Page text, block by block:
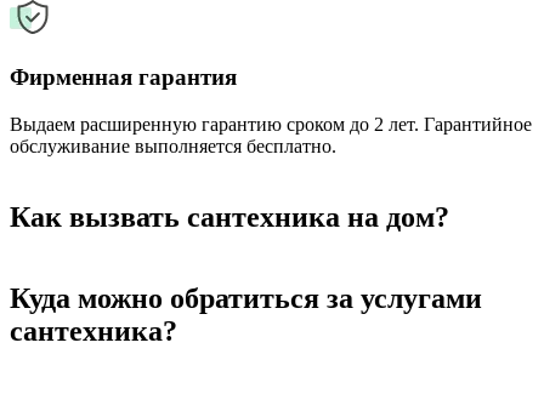
Фирменная гарантия
Выдаем расширенную гарантию сроком до 2 лет. Гарантийное
обслуживание выполняется бесплатно.
Как вызвать сантехника на дом?
Куда можно обратиться за услугами
сантехника?